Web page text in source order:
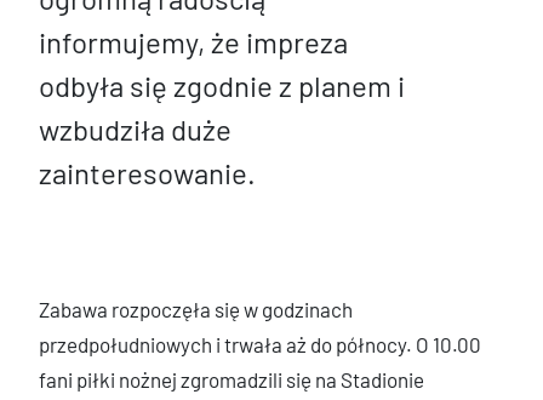
informujemy, że impreza
odbyła się zgodnie z planem i
wzbudziła duże
zainteresowanie.
Zabawa rozpoczęła się w godzinach
przedpołudniowych i trwała aż do północy. O 10.00
fani piłki nożnej zgromadzili się na Stadionie